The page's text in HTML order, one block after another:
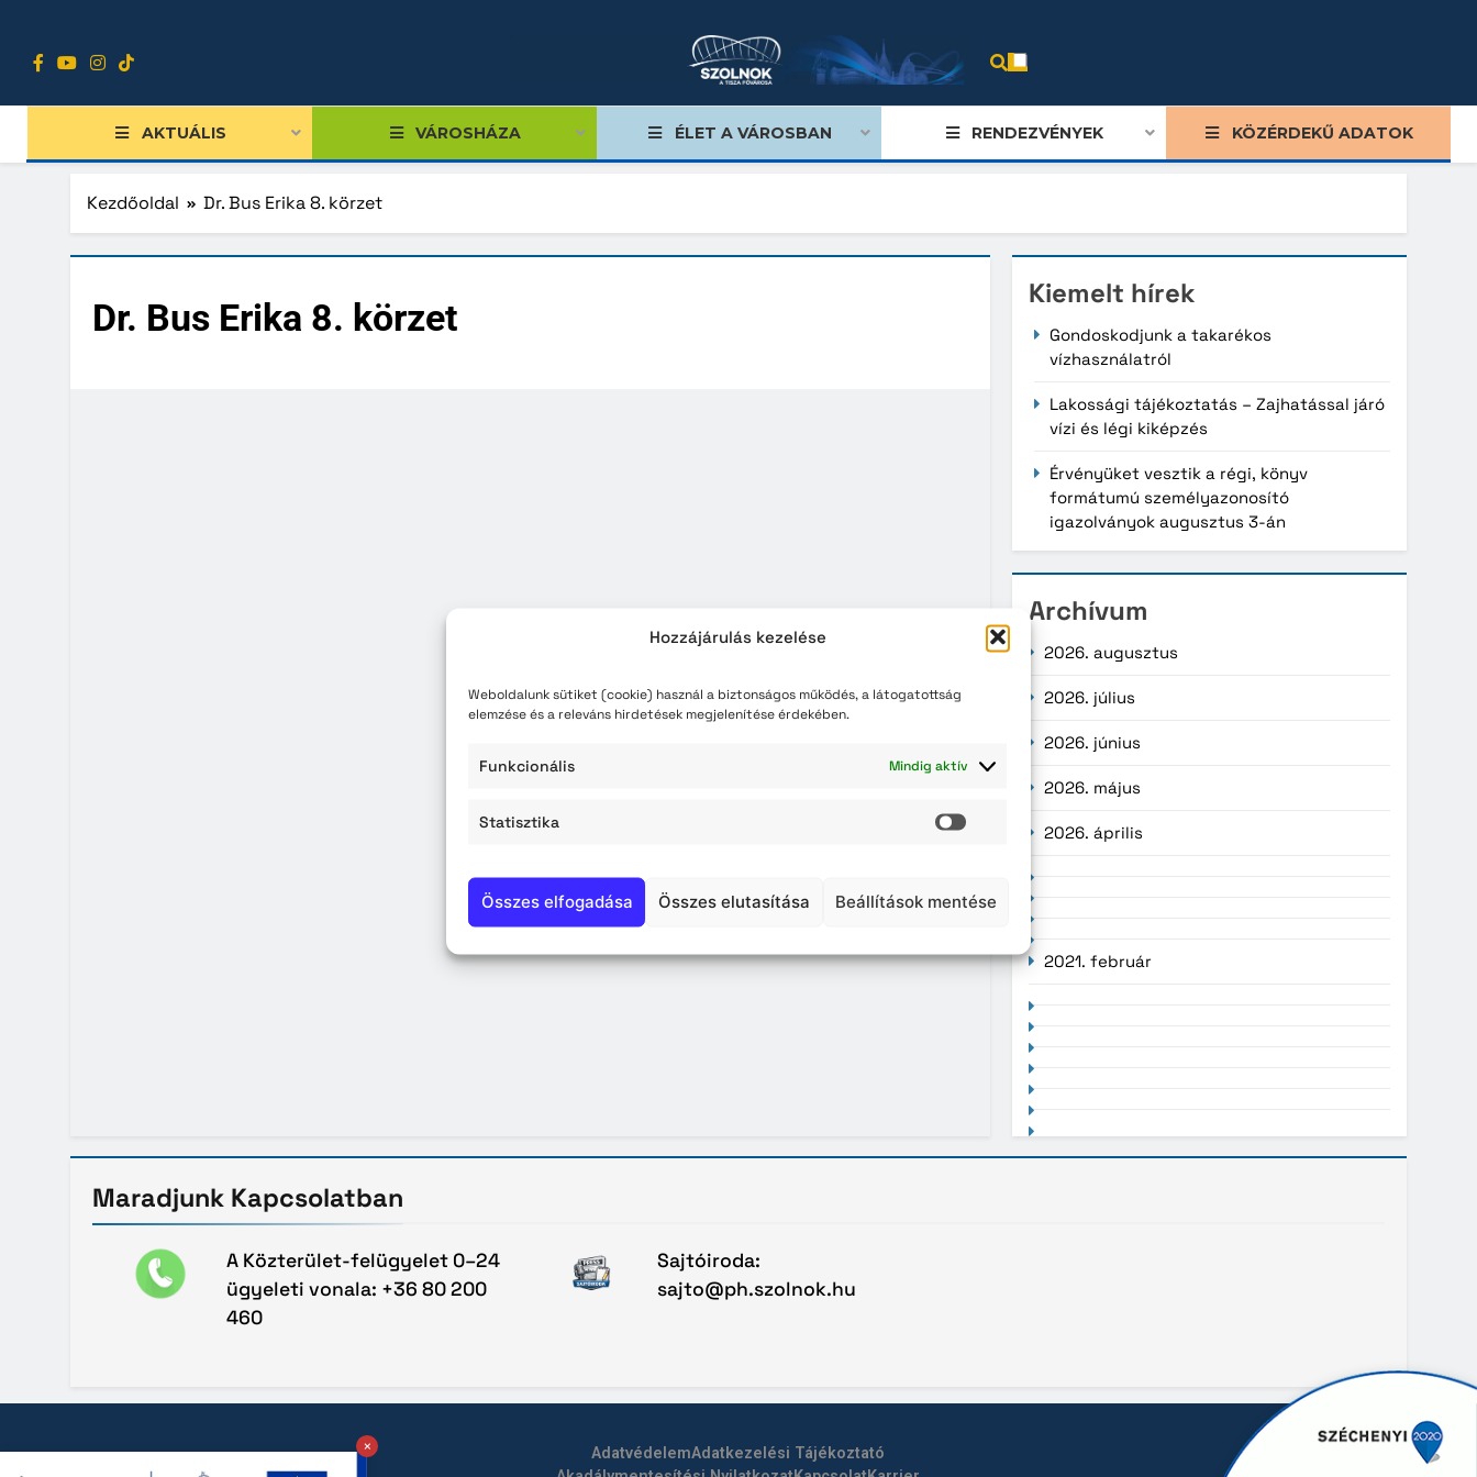
Hozzájárulás kezelése
Weboldalunk sütiket (cookie) használ a biztonságos működés, a látogatottság
elemzése és a releváns hirdetések megjelenítése érdekében.
Funkcionális Mindig aktív
Statisztika
Statisztika
Összes elfogadása Összes elutasítása Beállítások mentése
tartalomra
AKTUÁLIS VÁROSHÁZA
Közgyűlés
ÉLET A VÁROSBAN RENDEZVÉNYEK KÖZÉRDEKŰ ADATOK
Kezdőoldal Dr. Bus Erika 8. körzet
Dr. Bus Erika 8. körzet
Kiemelt hírek
Gondoskodjunk a takarékos
vízhasználatról
Lakossági tájékoztatás – Zajhatással járó
vízi és légi kiképzés
Érvényüket vesztik a régi, könyv
formátumú személyazonosító
igazolványok augusztus 3-án
Archívum
2026. augusztus
2026. július
2026. június
2026. május
2026. április
2021. február
Maradjunk Kapcsolatban
A Közterület-felügyelet 0–24
ügyeleti vonala: +36 80 200
460
Sajtóiroda:
sajto@ph.szolnok.hu
AdatvédelemAdatkezelési Tájékoztató
×